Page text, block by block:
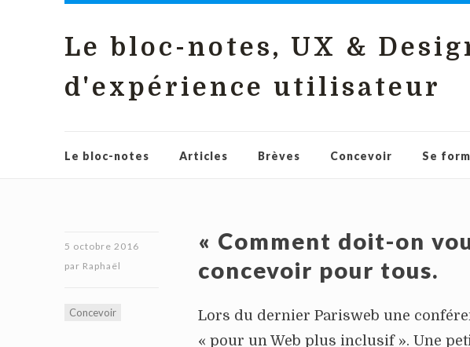
Le bloc-notes, UX &
d'expérience utilisateur
Le bloc-notes Articles Brèves Concevoir Se
5 octobre 2016
par Raphaël
Concevoir
« Comment doit-on
concevoir pour tous.
Lors du dernier Parisweb une
« pour un Web plus inclusif ». Une